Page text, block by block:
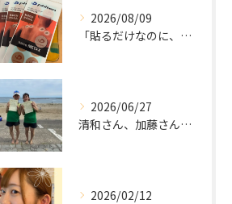
2026/08/09
「貼るだけなのに、いつもの身体のケアが変わる。
2026/06/27
清和さん、加藤さん、宮城県ビーチバレー大会優勝、本当におめで...
2026/02/12